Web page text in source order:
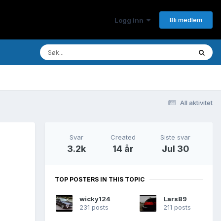
Logg inn Bli medlem
All aktivitet
Svar
3.2k
Created
14 år
Siste svar
Jul 30
TOP POSTERS IN THIS TOPIC
wicky124
231 posts
Lars89
211 posts